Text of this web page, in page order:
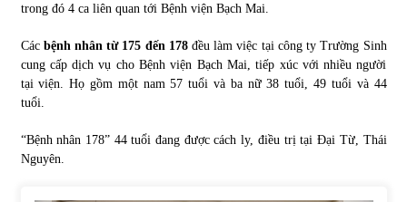
trong đó 4 ca liên quan tới Bệnh viện Bạch Mai.
Các bệnh nhân từ 175 đến 178đều làm việc tại công ty Trường Sinh
cung cấp dịch vụ cho Bệnh viện Bạch Mai, tiếp xúc với nhiều người
tại viện. Họ gồm một nam 57 tuổi và ba nữ 38 tuổi, 49 tuổi và 44
tuổi.
“Bệnh nhân 178” 44 tuổi đang được cách ly, điều trị tại Đại Từ, Thái
Nguyên.